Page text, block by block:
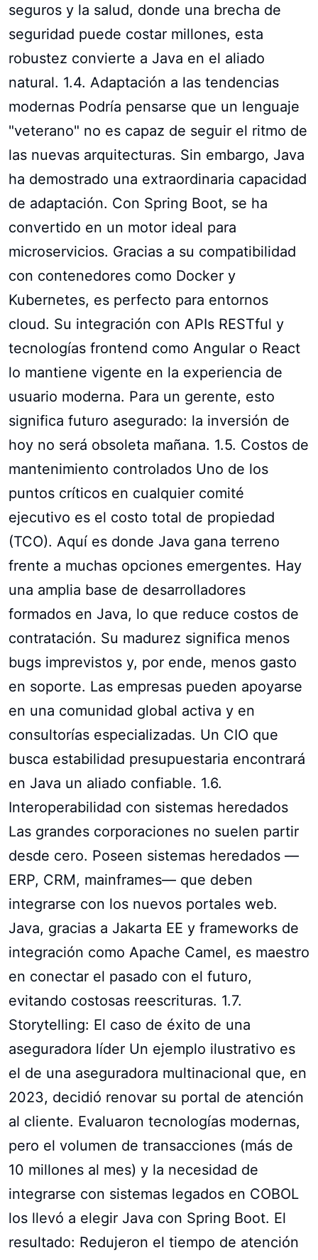
seguros y la salud, donde una brecha de
seguridad puede costar millones, esta
robustez convierte a Java en el aliado
natural. 1.4. Adaptación a las tendencias
modernas Podría pensarse que un lenguaje
"veterano" no es capaz de seguir el ritmo de
las nuevas arquitecturas. Sin embargo, Java
ha demostrado una extraordinaria capacidad
de adaptación. Con Spring Boot, se ha
convertido en un motor ideal para
microservicios. Gracias a su compatibilidad
con contenedores como Docker y
Kubernetes, es perfecto para entornos
cloud. Su integración con APIs RESTful y
tecnologías frontend como Angular o React
lo mantiene vigente en la experiencia de
usuario moderna. Para un gerente, esto
significa futuro asegurado: la inversión de
hoy no será obsoleta mañana. 1.5. Costos de
mantenimiento controlados Uno de los
puntos críticos en cualquier comité
ejecutivo es el costo total de propiedad
(TCO). Aquí es donde Java gana terreno
frente a muchas opciones emergentes. Hay
una amplia base de desarrolladores
formados en Java, lo que reduce costos de
contratación. Su madurez significa menos
bugs imprevistos y, por ende, menos gasto
en soporte. Las empresas pueden apoyarse
en una comunidad global activa y en
consultorías especializadas. Un CIO que
busca estabilidad presupuestaria encontrará
en Java un aliado confiable. 1.6.
Interoperabilidad con sistemas heredados
Las grandes corporaciones no suelen partir
desde cero. Poseen sistemas heredados —
ERP, CRM, mainframes— que deben
integrarse con los nuevos portales web.
Java, gracias a Jakarta EE y frameworks de
integración como Apache Camel, es maestro
en conectar el pasado con el futuro,
evitando costosas reescrituras. 1.7.
Storytelling: El caso de éxito de una
aseguradora líder Un ejemplo ilustrativo es
el de una aseguradora multinacional que, en
2023, decidió renovar su portal de atención
al cliente. Evaluaron tecnologías modernas,
pero el volumen de transacciones (más de
10 millones al mes) y la necesidad de
integrarse con sistemas legados en COBOL
los llevó a elegir Java con Spring Boot. El
resultado: Redujeron el tiempo de atención